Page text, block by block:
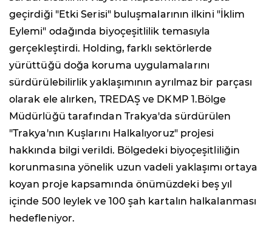
geçirdiği "Etki Serisi" buluşmalarının ilkini "İklim
Eylemi" odağında biyoçeşitlilik temasıyla
gerçekleştirdi. Holding, farklı sektörlerde
yürüttüğü doğa koruma uygulamalarını
sürdürülebilirlik yaklaşımının ayrılmaz bir parçası
olarak ele alırken, TREDAŞ ve DKMP 1.Bölge
Müdürlüğü tarafından Trakya'da sürdürülen
"Trakya'nın Kuşlarını Halkalıyoruz" projesi
hakkında bilgi verildi. Bölgedeki biyoçeşitliliğin
korunmasına yönelik uzun vadeli yaklaşımı ortaya
koyan proje kapsamında önümüzdeki beş yıl
içinde 500 leylek ve 100 şah kartalın halkalanması
hedefleniyor.